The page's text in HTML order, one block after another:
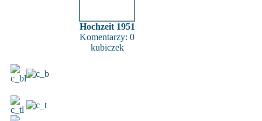
Hochzeit 1951
Komentarzy: 0
kubiczek